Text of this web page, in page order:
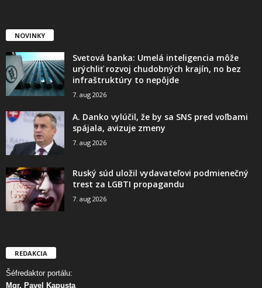
NOVINKY
Svetová banka: Umelá inteligencia môže
urýchliť rozvoj chudobných krajín, no bez
infraštruktúry to nepôjde
7. aug 2026
A. Danko vylúčil, že by sa SNS pred voľbami
spájala, avizuje zmeny
7. aug 2026
Ruský súd uložil vydavateľovi podmienečný
trest za LGBTI propagandu
7. aug 2026
REDAKCIA
Šéfredaktor portálu:
Mgr. Pavel Kapusta